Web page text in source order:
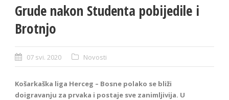
Grude nakon Studenta pobijedile i
Brotnjo
07 svi. 2020 Novosti
Košarkaška liga Herceg – Bosne polako se bliži
doigravanju za prvaka i postaje sve zanimljivija. U